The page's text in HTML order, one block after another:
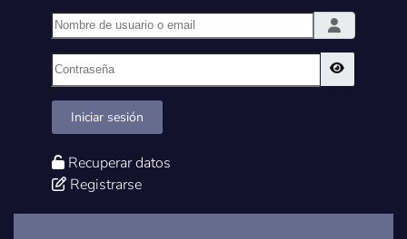
Nombre de usuario o email
Contraseña
Iniciar sesión
Recuperar datos
Registrarse